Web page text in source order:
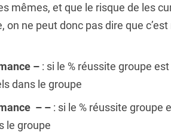
mêmes, et que le risque de les
on ne peut donc pas dire que c’est
–: si le % réussite groupe
dans le groupe
– –: si le % réussite groupe
le groupe